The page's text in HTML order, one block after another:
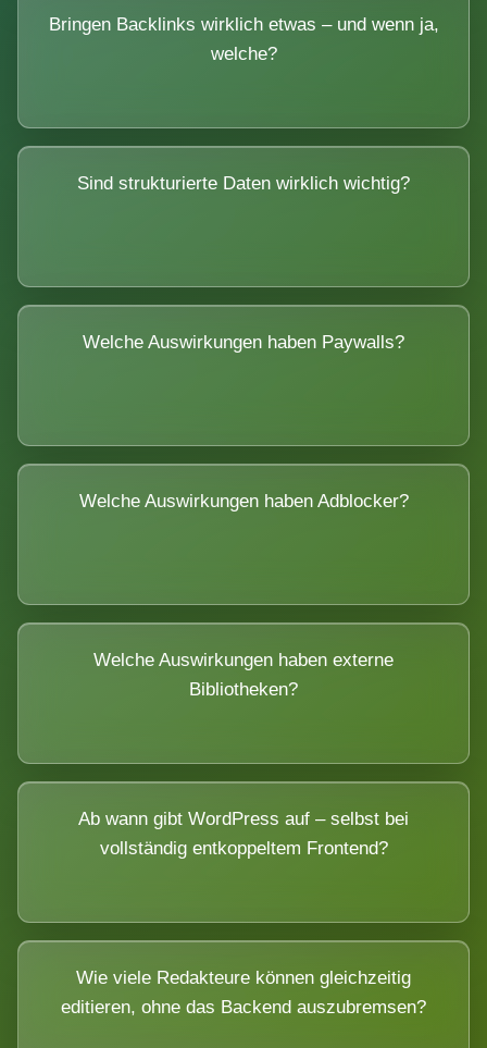
Bringen Backlinks wirklich etwas – und wenn ja,
welche?
Sind strukturierte Daten wirklich wichtig?
Welche Auswirkungen haben Paywalls?
Welche Auswirkungen haben Adblocker?
Welche Auswirkungen haben externe
Bibliotheken?
Ab wann gibt WordPress auf – selbst bei
vollständig entkoppeltem Frontend?
Wie viele Redakteure können gleichzeitig
editieren, ohne das Backend auszubremsen?